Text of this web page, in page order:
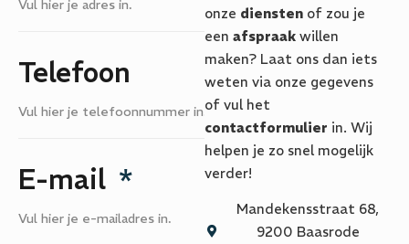
Telefoon
E-mail
onze diensten of zou je
een afspraak willen
maken? Laat ons dan iets
weten via onze gegevens
of vul het
contactformulier in. Wij
helpen je zo snel mogelijk
verder!
Mandekensstraat 68,
9200 Baasrode